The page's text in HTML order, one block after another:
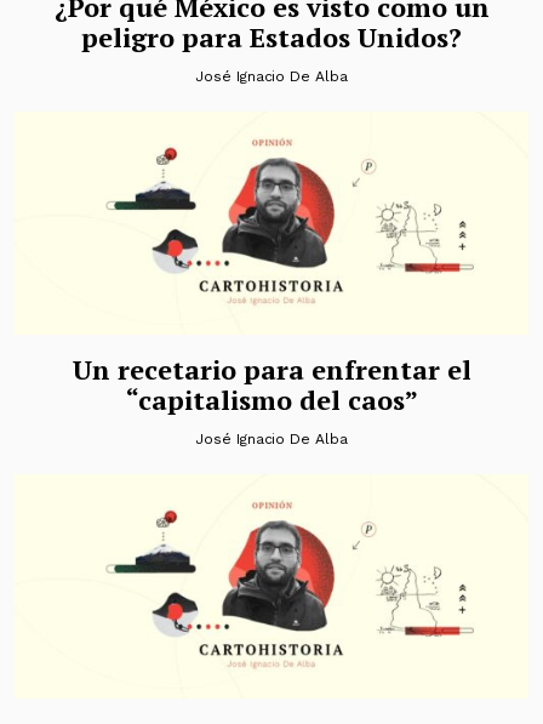
peligro para Estados Unidos?
José Ignacio De Alba
Un recetario para enfrentar el
“capitalismo del caos”
José Ignacio De Alba